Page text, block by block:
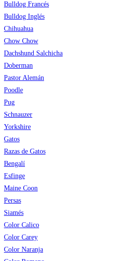
Bulldog Francés
Bulldog Inglés
Chihuahua
Chow Chow
Dachshund Salchicha
Doberman
Pastor Alemán
Poodle
Pug
Schnauzer
Yorkshire
Gatos
Razas de Gatos
Bengalí
Esfinge
Maine Coon
Persas
Siamés
Color Calico
Color Carey
Color Naranja